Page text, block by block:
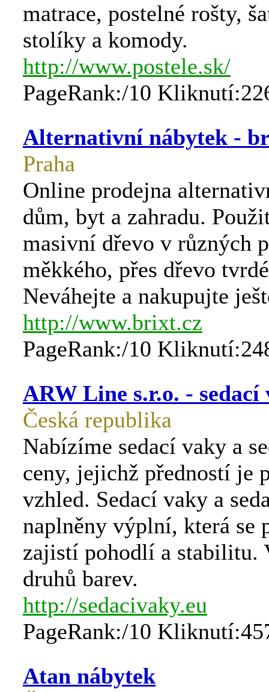
matrace, postelné rošty,
stolíky a komody.
http://www.postele.sk/
PageRank:/10
Alternativní nábytek -
Praha
Online prodejna
dům, byt a zahradu.
masivní dřevo v různých
měkkého, přes dřevo
Neváhejte a nakupujte
http://www.brixt.cz
PageRank:/10
ARW Line s.r.o. - sedací
Česká republika
Nabízíme sedací vaky a
ceny, jejichž předností je
vzhled. Sedací vaky a
naplněny výplní, která se
zajistí pohodlí a stabilitu.
druhů barev.
http://sedacivaky.eu
PageRank:/10
Atan nábytek